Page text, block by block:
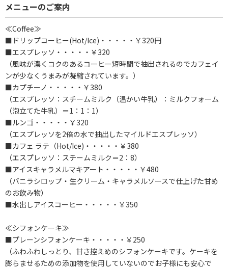
メニューのご案内
≪Coffee≫
■ドリップコーヒー(Hot/Ice)・・・・・￥320円
■エスプレッソ・・・・・￥320
（風味が濃くコクのあるコーヒー短時間で抽出されるのでカフェイ
ンが少なくうまみが凝縮されています。）
■カプチーノ・・・・・￥380
（エスプレッソ：スチームミルク（温かい牛乳）：ミルクフォーム
（泡立てた牛乳）＝1：1：1）
■ルンゴ・・・・・￥320
（エスプレッソを2倍の水で抽出したマイルドエスプレッソ）
■カフェ ラテ（Hot/Ice)・・・・・￥380
（エスプレッソ：スチームミルク＝2：8）
■アイスキャラメルマキアート・・・・・￥480
（バニラシロップ・生クリーム・キャラメルソースで仕上げた甘め
のお飲み物）
■水出しアイスコーヒー・・・・・￥350
≪シフォンケーキ≫
■プレーンシフォンケーキ・・・・・￥250
（ふわふわしっとり、甘さ控えめのシフォンケーキです。ケーキを
膨らませるための添加物を使用していないのでお子様にも安心で